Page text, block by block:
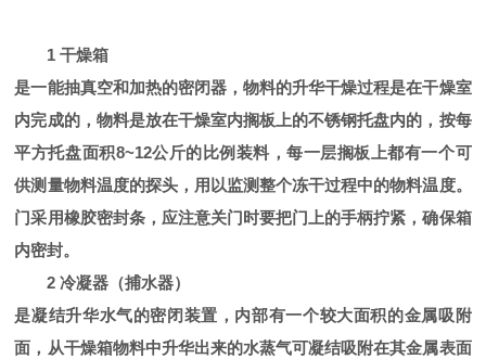
1 干燥箱
是一能抽真空和加热的密闭器，物料的升华干燥过程是在干燥室
内完成的，物料是放在干燥室内搁板上的不锈钢托盘内的，按每
平方托盘面积8~12公斤的比例装料，每一层搁板上都有一个可
供测量物料温度的探头，用以监测整个冻干过程中的物料温度。
门采用橡胶密封条，应注意关门时要把门上的手柄拧紧，确保箱
内密封。
2 冷凝器（捕水器）
是凝结升华水气的密闭装置，内部有一个较大面积的金属吸附
面，从干燥箱物料中升华出来的水蒸气可凝结吸附在其金属表面